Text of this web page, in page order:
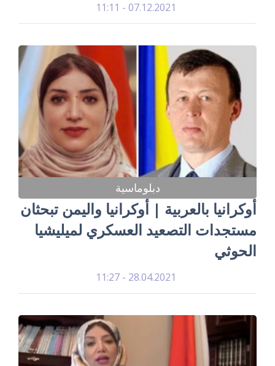
07.12.2021 - 11:11
دبلوماسية
أوكرانيا بالعربية | أوكرانيا واليمن تبحثان
مستجدات التصعيد العسكري لميليشيا
الحوثي
28.04.2021 - 11:27